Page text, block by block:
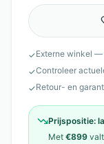
✓Externe winkel
✓Controleer
✓Retour- en
Prijspositie:
Met €899